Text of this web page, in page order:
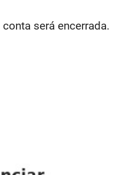
será encerrada.